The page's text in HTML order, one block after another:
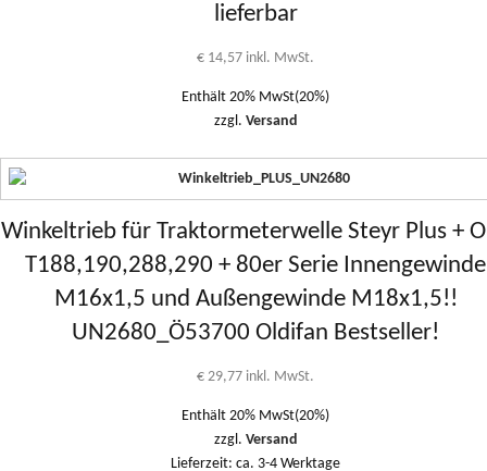
lieferbar
€ 14,57 inkl. MwSt.
Enthält 20% MwSt(20%)
zzgl. Versand
Winkeltrieb für Traktormeterwelle Steyr Plus +
T188,190,288,290 + 80er Serie Innengewinde
M16x1,5 und Außengewinde M18x1,5!!
UN2680_Ö53700 Oldifan Bestseller!
€ 29,77 inkl. MwSt.
Enthält 20% MwSt(20%)
zzgl. Versand
Lieferzeit: ca. 3-4 Werktage